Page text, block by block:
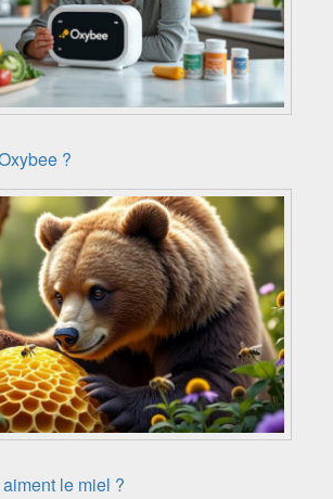
?
le miel ?